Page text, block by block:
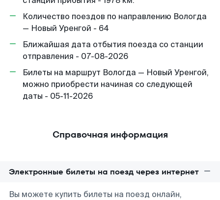
Количество поездов по направлению Вологда
— Новый Уренгой - 64
Ближайшая дата отбытия поезда со станции
отправления - 07-08-2026
Билеты на маршрут Вологда — Новый Уренгой,
можно приобрести начиная со следующей
даты - 05-11-2026
Справочная информация
Электронные билеты на поезд через интернет
Вы можете купить билеты на поезд онлайн,